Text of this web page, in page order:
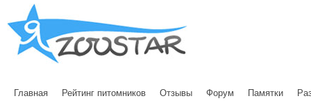
Главная Рейтинг питомников Отзывы Форум Памятки